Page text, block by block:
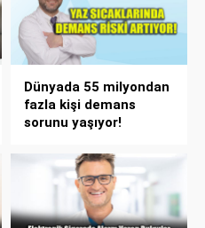
Dünyada 55 milyondan
fazla kişi demans
sorunu yaşıyor!